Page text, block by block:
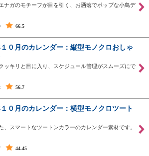
ナガのモチーフが目を引く、お洒落でポップな小鳥デ
66.5
０月のカレンダー：縦型モノクロおしゃ
ッキリと目に入り、スケジュール管理がスムーズにで
56.7
０月のカレンダー：横型モノクロツート
、スマートなツートンカラーのカレンダー素材です。
44.45